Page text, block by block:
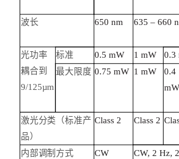
波长 650 nm 635 – 660
光功率
耦合到
9/125µm
标准 0.5 mW 1 mW 0.3
最大限度 0.75 mW 1 mW
0.4
激光分类（标准产
品）
Class 2 Class 2
内部调制方式 CW CW, 2 Hz,